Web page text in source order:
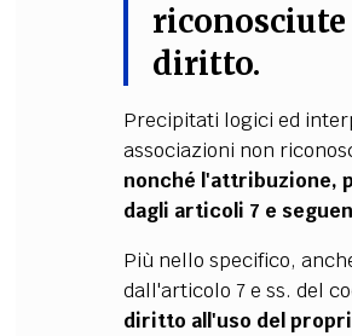
diritto.
Precipitati logici ed
associazioni non
nonché l'attribuzione,
dagli articoli 7 e
Più nello specifico,
dall'articolo 7 e ss. del
diritto all'uso del